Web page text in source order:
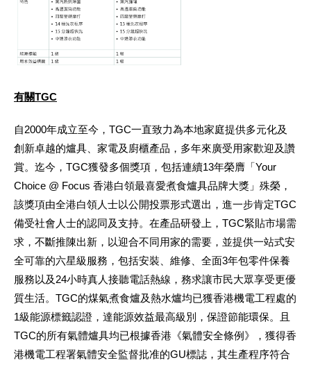
有關TGC
自2000年成立至今，TGC一直致力為本地家庭提供多元化及
創新卓越的爐具、家電及廚櫃產品，多年來廣受用家歡迎及讚
賞。迄今，TGC獲發多個獎項，包括連續13年榮膺「Your
Choice @ Focus 香港白領最喜愛煮食爐具品牌大獎」殊榮，
該獎項由全港白領人士以公開投票形式選出，進一步肯定TGC
備受社會人士的認同及支持。在產品研發上，TGC緊貼市場需
求，不斷推陳出新，以迎合不同用家的需要，並提供一站式安
全可靠的六星級服務，包括安裝、維修、全面3年包零件保養
服務以及24小時真人接聽電話熱線，務求讓市民大眾享受更優
質生活。TGC的煤氣煮食爐及熱水爐均已獲香港機電工程處的
1級能源標籤認證，達能源效益最高級別，保證節能環保。且
TGC的所有氣體爐具均已根據香港《氣體安全條例》，獲得香
港機電工程署氣體安全監督批准的GU標誌，其生產程序符合